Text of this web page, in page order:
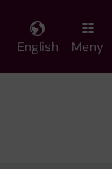
English Meny